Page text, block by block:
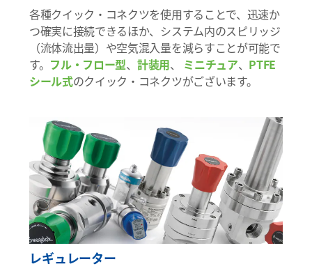
各種クイック・コネクツを使用することで、迅速か
つ確実に接続できるほか、システム内のスピリッジ
（流体流出量）や空気混入量を減らすことが可能で
す。 フル・フロー型、 計装用、 ミニチュア、 PTFE
シール式のクイック・コネクツがございます。
レギュレーター